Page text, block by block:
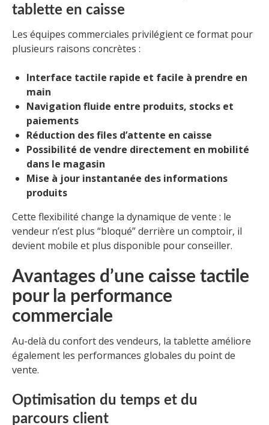
tablette en caisse
Les équipes commerciales privilégient ce format pour
plusieurs raisons concrètes :
Interface tactile rapide et facile à prendre en
main
Navigation fluide entre produits, stocks et
paiements
Réduction des files d’attente en caisse
Possibilité de vendre directement en mobilité
dans le magasin
Mise à jour instantanée des informations
produits
Cette flexibilité change la dynamique de vente : le
vendeur n’est plus “bloqué” derrière un comptoir, il
devient mobile et plus disponible pour conseiller.
Avantages d’une caisse tactile
pour la performance
commerciale
Au-delà du confort des vendeurs, la tablette améliore
également les performances globales du point de
vente.
Optimisation du temps et du
parcours client